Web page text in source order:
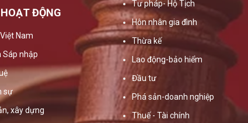
ĐỘNG
Nam
Sáp nhập
sự
xây dựng
Tư pháp- Hộ Tịch
Hôn nhân gia đình
Thừa kế
Lao động-bảo hiểm
Đầu tư
Phá sản-doanh nghiệp
Thuế - Tài chính